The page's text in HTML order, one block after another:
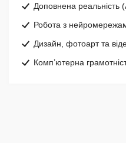
Доповнена реальність
Робота з
Дизайн, фотоарт та
Комп’ютерна